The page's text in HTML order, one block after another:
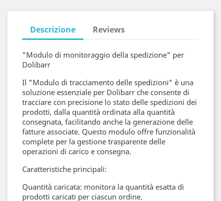
Descrizione Reviews
"Modulo di monitoraggio della spedizione" per
Dolibarr
Il "Modulo di tracciamento delle spedizioni" è una
soluzione essenziale per Dolibarr che consente di
tracciare con precisione lo stato delle spedizioni dei
prodotti, dalla quantità ordinata alla quantità
consegnata, facilitando anche la generazione delle
fatture associate. Questo modulo offre funzionalità
complete per la gestione trasparente delle
operazioni di carico e consegna.
Caratteristiche principali:
Quantità caricata: monitora la quantità esatta di
prodotti caricati per ciascun ordine.